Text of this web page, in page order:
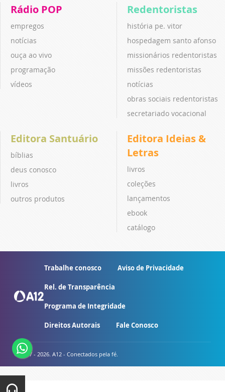
Rádio POP
empregos
notícias
ouça ao vivo
programação
vídeos
Redentoristas
história pe. vitor
hospedagem santo afonso
missionários redentoristas
missões redentoristas
notícias
obras sociais redentoristas
secretariado vocacional
Editora Santuário
bíblias
deus conosco
livros
outros produtos
Editora Ideias &
Letras
livros
coleções
lançamentos
ebook
catálogo
Trabalhe conosco Aviso de Privacidade
Rel. de Transparência
Programa de Integridade
Direitos Autorais Fale Conosco
© 2007 - 2026. A12 - Conectados pela fé.